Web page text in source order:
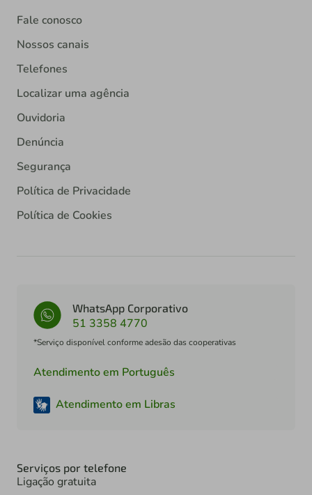
Fale conosco
Nossos canais
Telefones
Localizar uma agência
Ouvidoria
Denúncia
Segurança
Política de Privacidade
Política de Cookies
WhatsApp Corporativo
51 3358 4770
*Serviço disponível conforme adesão das cooperativas
Atendimento em Português
Atendimento em Libras
Serviços por telefone
Ligação gratuita